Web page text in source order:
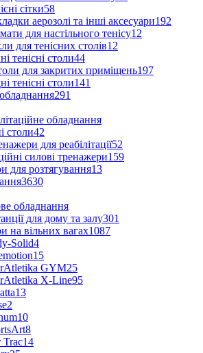
сітки58
аерозолі та інші аксесуари192
для настільного тенісу12
для тенісних столів12
тенісні столи44
для закритих приміщень197
тенісні столи141
обладнання291
обладнання
столи42
для реабілітації52
силові тренажери159
для розтягування13
3630
обладнання
для дому та залу301
на вільних вагах1087
Solid4
15
GYM25
X-Line95
13
2
10
8
Trac14